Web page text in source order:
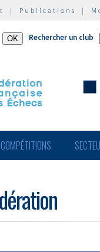
| Publications |
Rechercher un club
COMPÉTITIONS